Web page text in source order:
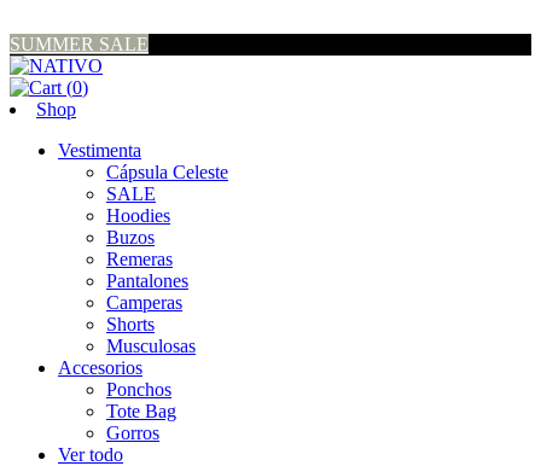
SUMMER SALE
(0)
Shop
Vestimenta
Cápsula Celeste
SALE
Hoodies
Buzos
Remeras
Pantalones
Camperas
Shorts
Musculosas
Accesorios
Ponchos
Tote Bag
Gorros
Ver todo